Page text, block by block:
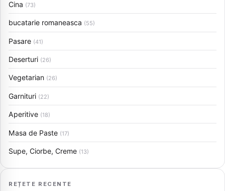
Cina (73)
bucatarie romaneasca (55)
Pasare (41)
Deserturi (26)
Vegetarian (26)
Garnituri (22)
Aperitive (18)
Masa de Paste (17)
Supe, Ciorbe, Creme (13)
REȚETE RECENTE